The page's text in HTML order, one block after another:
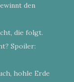
den
die folgt.
Spoiler:
hohle Erde